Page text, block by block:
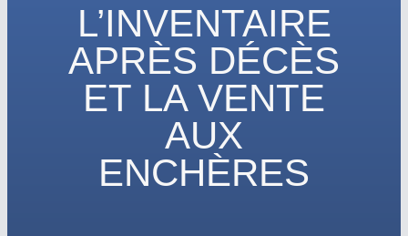
L’INVENTAIRE
APRÈS DÉCÈS
ET LA VENTE
AUX
ENCHÈRES